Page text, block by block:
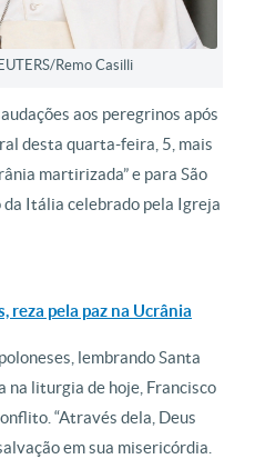
Remo Casilli
aos peregrinos após
desta quarta-feira, 5, mais
martirizada” e para São
da Itália celebrado pela Igreja
reza pela paz na Ucrânia
lembrando Santa
na liturgia de hoje, Francisco
“Através dela, Deus
em sua misericórdia.